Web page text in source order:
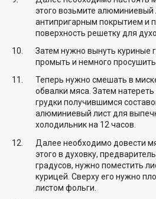
этого возьмите алюминиевый
антипригарным покрытием и
поверхность решетку для
Затем нужно вынуть куриные
промыть и немного просушить.
Теперь нужно смешать в
обвалки мяса. Затем
грудки получившимся
алюминиевый лист для
холодильник на 12 часов.
Далее необходимо довести
этого в духовку,
градусов, нужно поместить
курицей. Сверху его нужно
листом фольги.